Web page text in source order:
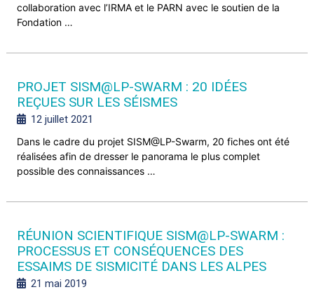
collaboration avec l’IRMA et le PARN avec le soutien de la
Fondation …
PROJET SISM@LP-SWARM : 20 IDÉES
REÇUES SUR LES SÉISMES
12 juillet 2021
Dans le cadre du projet SISM@LP-Swarm, 20 fiches ont été
réalisées afin de dresser le panorama le plus complet
possible des connaissances …
RÉUNION SCIENTIFIQUE SISM@LP-SWARM :
PROCESSUS ET CONSÉQUENCES DES
ESSAIMS DE SISMICITÉ DANS LES ALPES
21 mai 2019